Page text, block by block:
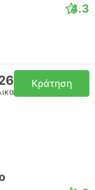
4.3
Κράτηση